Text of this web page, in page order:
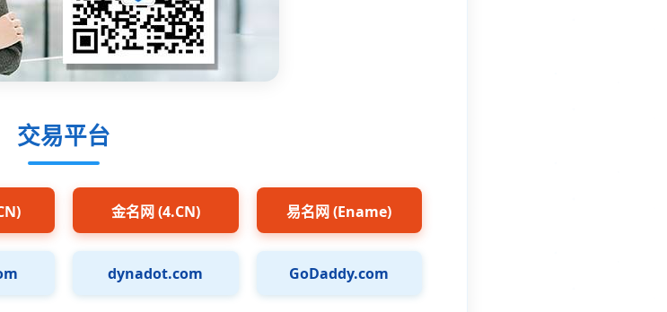
交易平台
金名网 (4.CN) 易名网 (Ename)
dynadot.com GoDaddy.com